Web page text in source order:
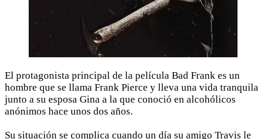
El protagonista principal de la película Bad Frank es un
hombre que se llama Frank Pierce y lleva una vida tranquila
junto a su esposa Gina a la que conoció en alcohólicos
anónimos hace unos dos años.
Su situación se complica cuando un día su amigo Travis le